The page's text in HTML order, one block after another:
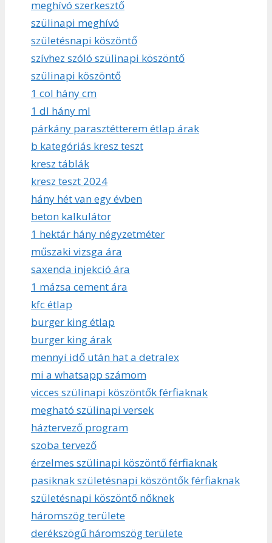
meghívó szerkesztő
szülinapi meghívó
születésnapi köszöntő
szívhez szóló szülinapi köszöntő
szülinapi köszöntő
1 col hány cm
1 dl hány ml
párkány parasztétterem étlap árak
b kategóriás kresz teszt
kresz táblák
kresz teszt 2024
hány hét van egy évben
beton kalkulátor
1 hektár hány négyzetméter
műszaki vizsga ára
saxenda injekció ára
1 mázsa cement ára
kfc étlap
burger king étlap
burger king árak
mennyi idő után hat a detralex
mi a whatsapp számom
vicces szülinapi köszöntők férfiaknak
megható szülinapi versek
háztervező program
szoba tervező
érzelmes szülinapi köszöntő férfiaknak
pasiknak születésnapi köszöntők férfiaknak
születésnapi köszöntő nőknek
háromszög területe
derékszögű háromszög területe